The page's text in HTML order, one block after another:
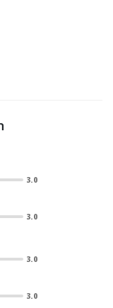
3.0
3.0
3.0
3.0